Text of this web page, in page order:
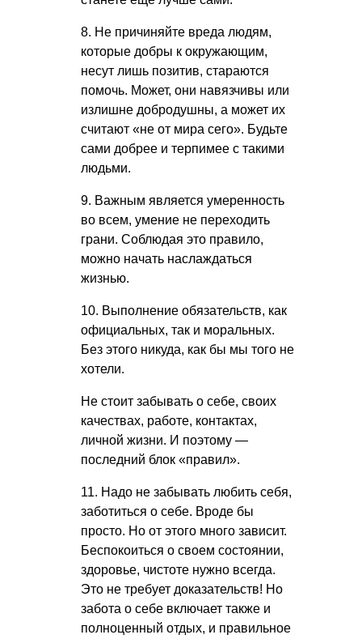
8. Не причиняйте вреда людям,
которые добры к окружающим,
несут лишь позитив, стараются
помочь. Может, они навязчивы или
излишне добродушны, а может их
считают «не от мира сего». Будьте
сами добрее и терпимее с такими
людьми.
9. Важным является умеренность
во всем, умение не переходить
грани. Соблюдая это правило,
можно начать наслаждаться
жизнью.
10. Выполнение обязательств, как
официальных, так и моральных.
Без этого никуда, как бы мы того не
хотели.
Не стоит забывать о себе, своих
качествах, работе, контактах,
личной жизни. И поэтому —
последний блок «правил».
11. Надо не забывать любить себя,
заботиться о себе. Вроде бы
просто. Но от этого много зависит.
Беспокоиться о своем состоянии,
здоровье, чистоте нужно всегда.
Это не требует доказательств! Но
забота о себе включает также и
полноценный отдых, и правильное